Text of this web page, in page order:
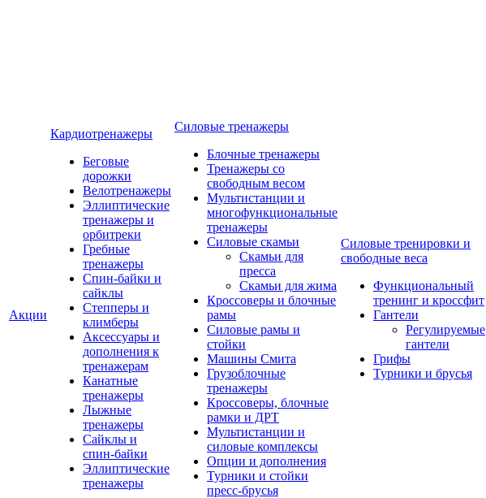
Акции
Кардиотренажеры
Беговые
дорожки
Велотренажеры
Эллиптические
тренажеры и
орбитреки
Гребные
тренажеры
Спин-байки и
сайклы
Степперы и
климберы
Аксессуары и
дополнения к
тренажерам
Канатные
тренажеры
Лыжные
тренажеры
Сайклы и
спин-байки
Эллиптические
тренажеры
Силовые тренажеры
Блочные тренажеры
Тренажеры со
свободным весом
Мультистанции и
многофункциональные
тренажеры
Силовые скамьи
Скамьи для
пресса
Скамьи для жима
Кроссоверы и блочные
рамы
Силовые рамы и
стойки
Машины Смита
Грузоблочные
тренажеры
Кроссоверы, блочные
рамки и ДРТ
Мультистанции и
силовые комплексы
Опции и дополнения
Турники и стойки
пресс-брусья
Силовые тренировки и
свободные веса
Функциональный
тренинг и кроссфит
Гантели
Регулируемые
гантели
Грифы
Турники и брусья